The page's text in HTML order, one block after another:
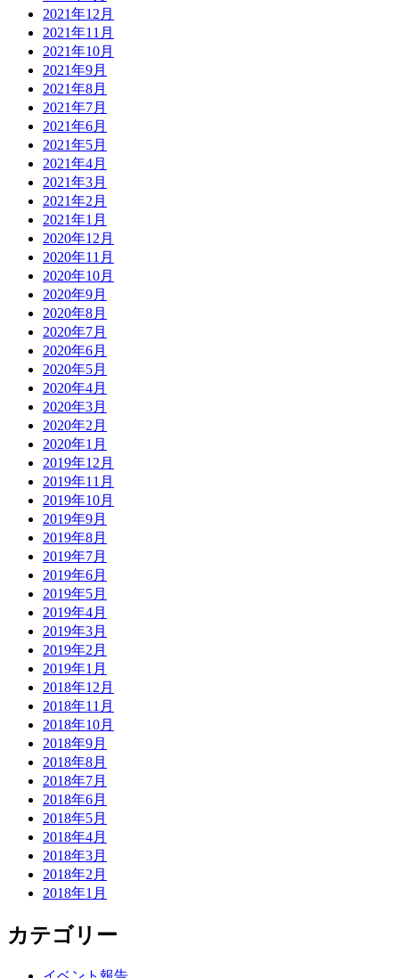
2021年12月
2021年11月
2021年10月
2021年9月
2021年8月
2021年7月
2021年6月
2021年5月
2021年4月
2021年3月
2021年2月
2021年1月
2020年12月
2020年11月
2020年10月
2020年9月
2020年8月
2020年7月
2020年6月
2020年5月
2020年4月
2020年3月
2020年2月
2020年1月
2019年12月
2019年11月
2019年10月
2019年9月
2019年8月
2019年7月
2019年6月
2019年5月
2019年4月
2019年3月
2019年2月
2019年1月
2018年12月
2018年11月
2018年10月
2018年9月
2018年8月
2018年7月
2018年6月
2018年5月
2018年4月
2018年3月
2018年2月
2018年1月
カテゴリー